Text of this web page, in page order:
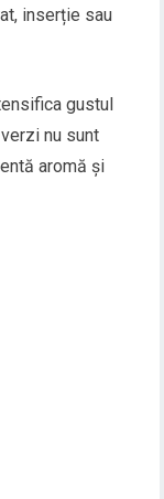
inserție sau
gustul
nu sunt
aromă și